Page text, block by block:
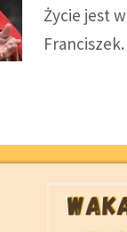
Życie jest
Franciszek.